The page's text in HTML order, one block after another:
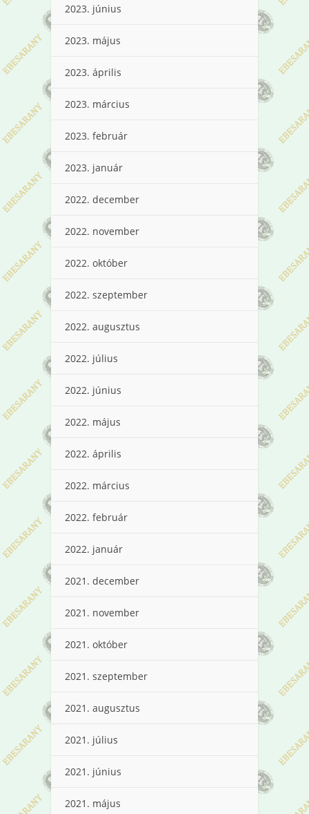
2023. június
2023. május
2023. április
2023. március
2023. február
2023. január
2022. december
2022. november
2022. október
2022. szeptember
2022. augusztus
2022. július
2022. június
2022. május
2022. április
2022. március
2022. február
2022. január
2021. december
2021. november
2021. október
2021. szeptember
2021. augusztus
2021. július
2021. június
2021. május